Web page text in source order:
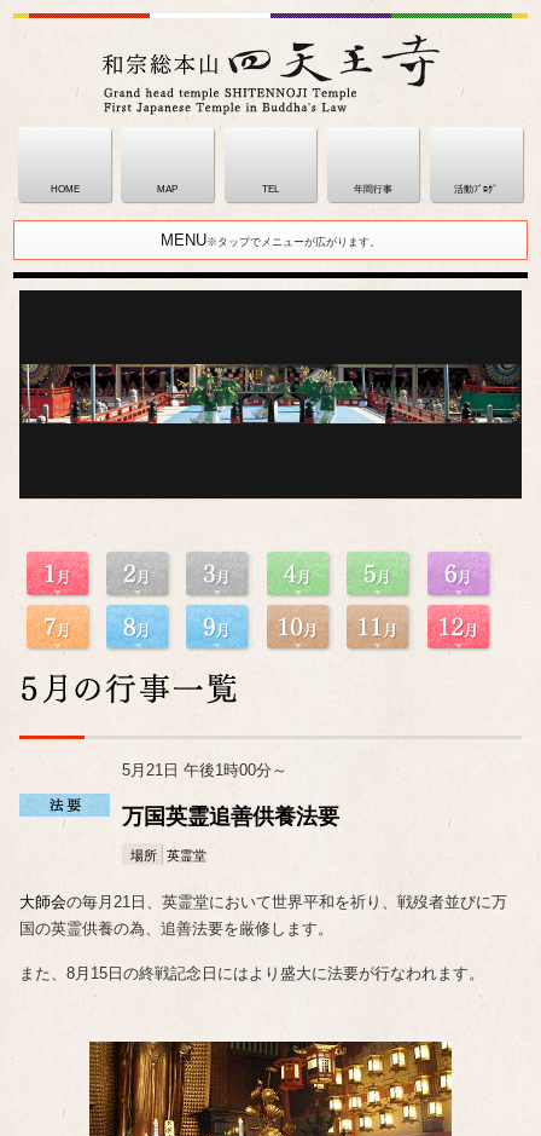
HOME MAP TEL 年間行事 活動ﾌﾞﾛｸﾞ
MENU※タップでメニューが広がります。
5月21日 午後1時00分～
万国英霊追善供養法要
場所 英霊堂
大師会の毎月21日、英霊堂において世界平和を祈り、戦歿者並びに万
国の英霊供養の為、追善法要を厳修します。
また、8月15日の終戦記念日にはより盛大に法要が行なわれます。